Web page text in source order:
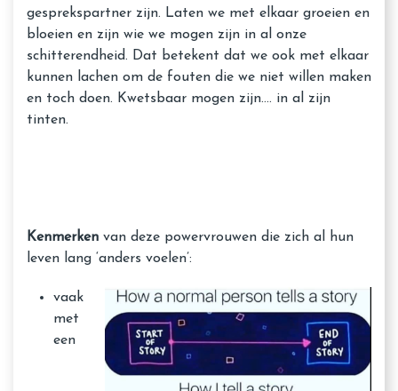
gesprekspartner zijn. Laten we met elkaar groeien en
bloeien en zijn wie we mogen zijn in al onze
schitterendheid. Dat betekent dat we ook met elkaar
kunnen lachen om de fouten die we niet willen maken
en toch doen. Kwetsbaar mogen zijn…. in al zijn
tinten.
Kenmerken van deze powervrouwen die zich al hun
leven lang ‘anders voelen’:
vaak
met
een